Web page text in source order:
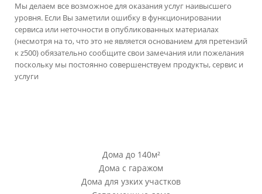
Мы делаем все возможное для оказания услуг наивысшего
уровня. Если Вы заметили ошибку в функционировании
сервиса или неточности в опубликованных материалах
(несмотря на то, что это не является основанием для претензий
к z500) обязательно сообщите свои замечания или пожелания
поскольку мы постоянно совершенствуем продукты, сервис и
услуги
Дома до 140м²
Дома с гаражом
Дома для узких участков